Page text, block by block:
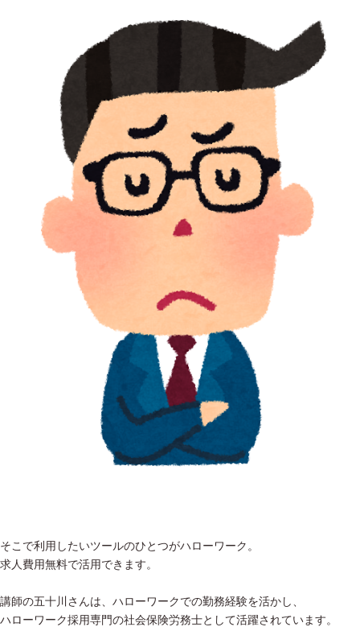
そこで利用したいツールのひとつがハローワーク。
求人費用無料で活用できます。
講師の五十川さんは、ハローワークでの勤務経験を活かし、
ハローワーク採用専門の社会保険労務士として活躍されています。